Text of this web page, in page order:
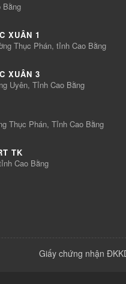
Bằng
XUÂN 1
Thục Phán, tỉnh Cao Bằng
XUÂN 3
Uyên, Tỉnh Cao Bằng
Thục Phán, Tỉnh Cao Bằng
TK
Cao Bằng
Giấy chứng nhận